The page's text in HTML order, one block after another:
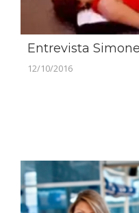
Entrevista
12/10/2016